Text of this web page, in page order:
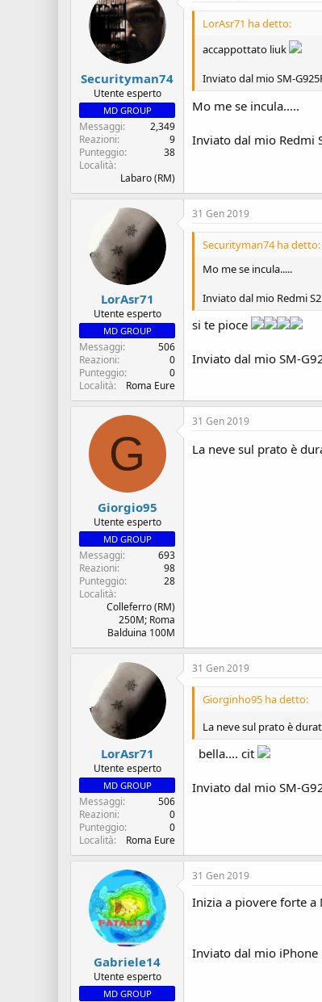
Securityman74
Utente esperto
MD GROUP
Messaggi
2,349
Reazioni
9
Punteggio
38
Località
Labaro (RM)
LorAsr71 ha detto:
accappottato liuk
Inviato dal mio SM-
Mo me se incula.....
Inviato dal mio Redmi
LorAsr71
Utente esperto
MD GROUP
Messaggi
506
Reazioni
0
Punteggio
0
Località
Roma Eure
31 Gen 2019
Securityman74 ha detto:
Mo me se incula.....
Inviato dal mio Redmi
si te pioce
Inviato dal mio SM-
G
Giorgio95
Utente esperto
MD GROUP
Messaggi
693
Reazioni
98
Punteggio
28
Località
Colleferro (RM)
250M; Roma
Balduina 100M
31 Gen 2019
La neve sul prato è
LorAsr71
Utente esperto
MD GROUP
Messaggi
506
Reazioni
0
Punteggio
0
Località
Roma Eure
31 Gen 2019
Giorginho95 ha detto:
La neve sul prato è
bella.... cit
Inviato dal mio SM-
Gabriele14
Utente esperto
MD GROUP
31 Gen 2019
Inizia a piovere forte a
Inviato dal mio iPhone